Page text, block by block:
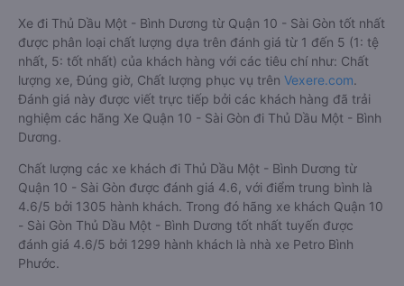
Xe đi Thủ Dầu Một - Bình Dương từ Quận 10 - Sài Gòn tốt nhất
được phân loại chất lượng dựa trên đánh giá từ 1 đến 5 (1: tệ
nhất, 5: tốt nhất) của khách hàng với các tiêu chí như: Chất
lượng xe, Đúng giờ, Chất lượng phục vụ trên Vexere.com.
Đánh giá này được viết trực tiếp bởi các khách hàng đã trải
nghiệm các hãng Xe Quận 10 - Sài Gòn đi Thủ Dầu Một - Bình
Dương.
Chất lượng các xe khách đi Thủ Dầu Một - Bình Dương từ
Quận 10 - Sài Gòn được đánh giá 4.6, với điểm trung bình là
4.6/5 bởi 1305 hành khách. Trong đó hãng xe khách Quận 10
- Sài Gòn Thủ Dầu Một - Bình Dương tốt nhất tuyến được
đánh giá 4.6/5 bởi 1299 hành khách là nhà xe Petro Bình
Phước.